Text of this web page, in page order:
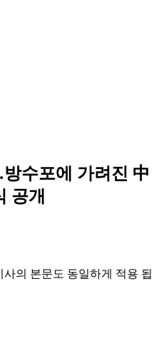
수포에 가려진 中
공개
의 본문도 동일하게 적용 됩